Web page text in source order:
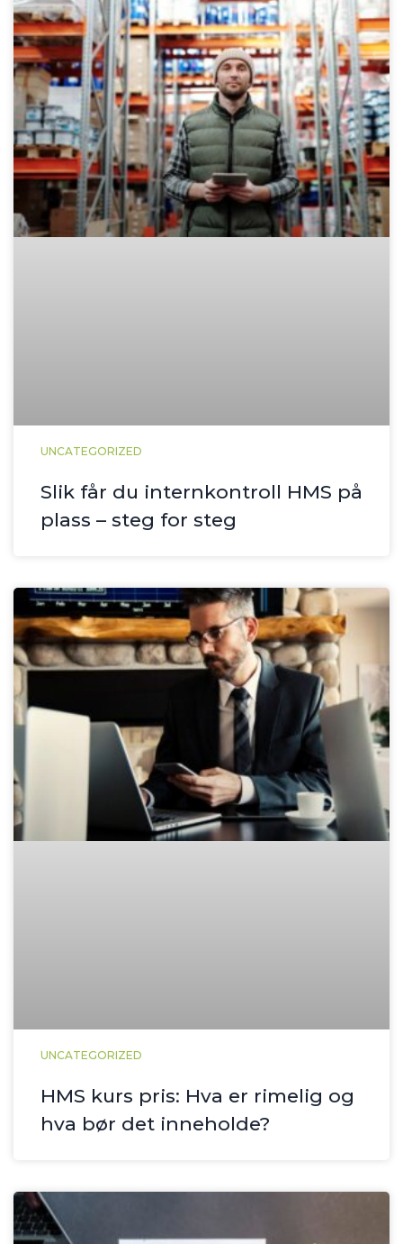
UNCATEGORIZED
Slik får du internkontroll HMS på
plass – steg for steg
UNCATEGORIZED
HMS kurs pris: Hva er rimelig og
hva bør det inneholde?